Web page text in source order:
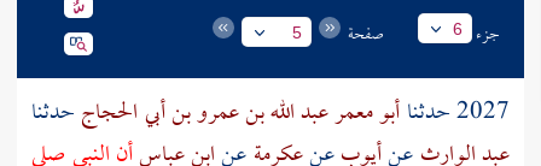
جزء 6 صفحة 5
2027 حدثنا أبو معمر عبد الله بن عمرو بن أبي الحجاجحدثنا
عبد الوارثعنأيوبعنعكرمةعنابن عباسأن النبي صلى